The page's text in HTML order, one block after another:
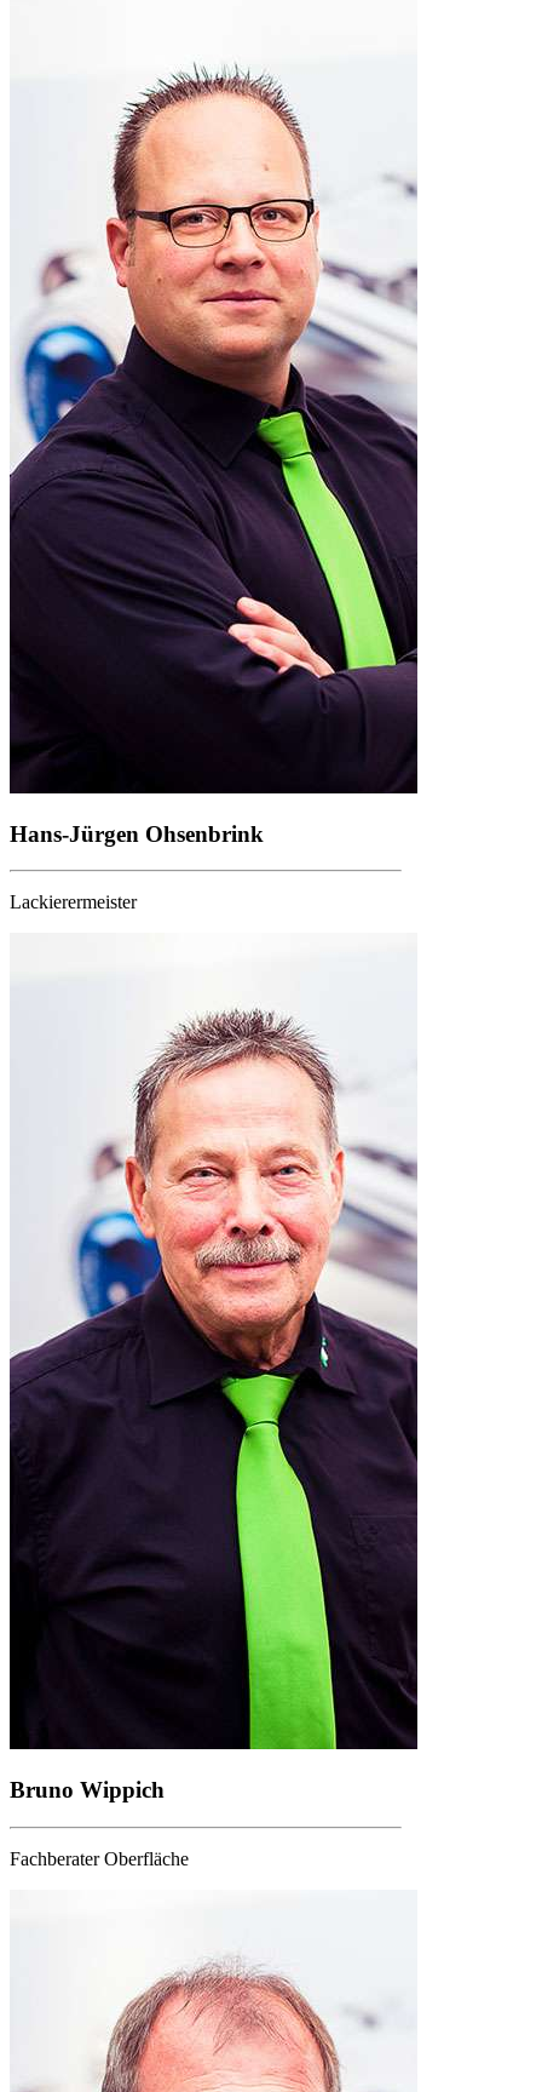
Hans-Jürgen Ohsenbrink
Lackierermeister
Bruno Wippich
Fachberater Oberfläche